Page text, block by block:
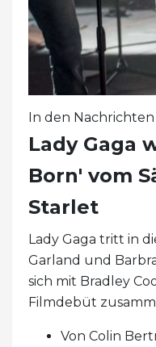
In den Nachrichten
Lady Gaga
Born' vom
Starlet
Lady Gaga tritt in
Garland und
sich mit Bradley
Filmdebüt
Von Colin